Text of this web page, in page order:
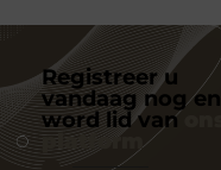
Registreer u
vandaag nog en
word lid van
platform